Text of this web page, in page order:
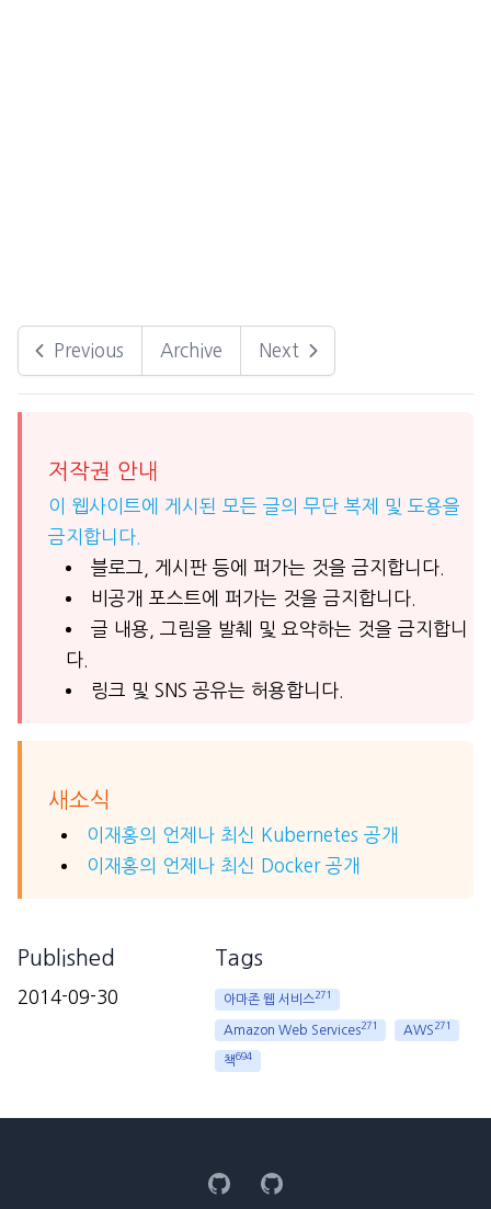
Previous Archive Next
저작권 안내
이 웹사이트에 게시된 모든 글의 무단 복제 및 도용을
금지합니다.
블로그, 게시판 등에 퍼가는 것을 금지합니다.
비공개 포스트에 퍼가는 것을 금지합니다.
글 내용, 그림을 발췌 및 요약하는 것을 금지합니
다.
링크 및 SNS 공유는 허용합니다.
새소식
이재홍의 언제나 최신 Kubernetes 공개
이재홍의 언제나 최신 Docker 공개
Published
2014-09-30
Tags
아마존 웹 서비스271
Amazon Web Services271 AWS 271
책694
GitHub GitHub